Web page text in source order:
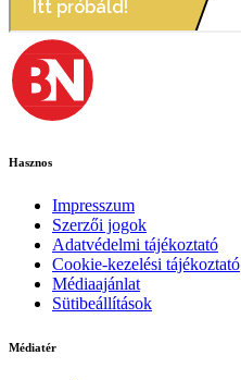
Hasznos
Impresszum
Szerzői jogok
Adatvédelmi tájékoztató
Cookie-kezelési tájékoztató
Médiaajánlat
Sütibeállítások
Médiatér